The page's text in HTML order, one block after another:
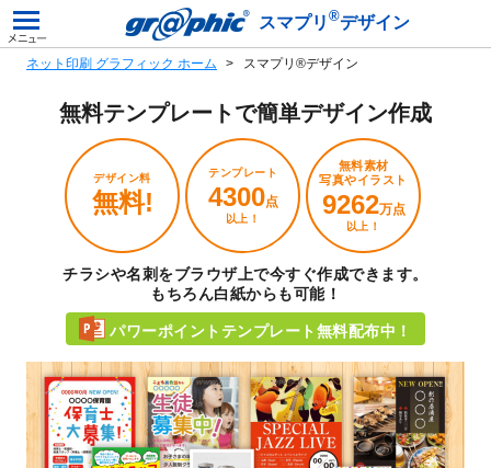
スマプリ ®デザイン
ネット印刷 グラフィック ホーム スマプリ®デザイン
無料テンプレートで簡単デザイン作成
デザイン料
無料!
テンプレート
4300点
以上！
無料素材
写真やイラスト
9262万点
以上！
チラシや名刺をブラウザ上で今すぐ作成できます。
もちろん白紙からも可能！
パワーポイントテンプレート無料配布中！